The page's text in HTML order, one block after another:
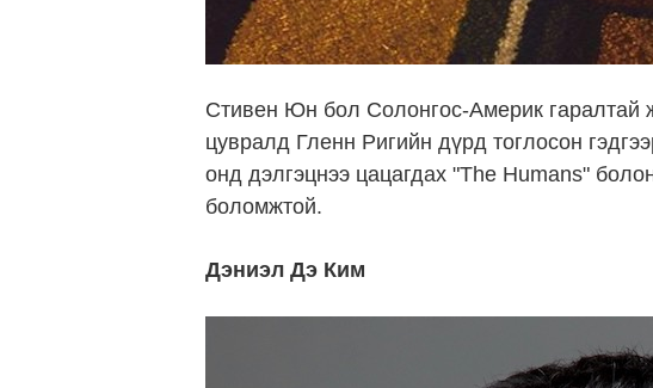
Стивен Юн бол Солонгос-Америк гаралтай
цувралд Гленн Ригийн дүрд тоглосон
онд дэлгэцнээ цацагдах "The Humans"
боломжтой.
Дэниэл Дэ Ким